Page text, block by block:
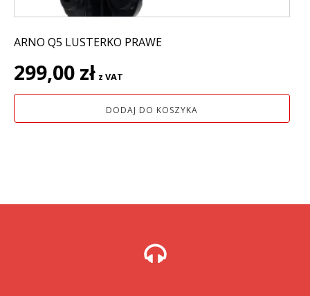
ARNO Q5 LUSTERKO PRAWE
299,00 zł z VAT
DODAJ DO KOSZYKA